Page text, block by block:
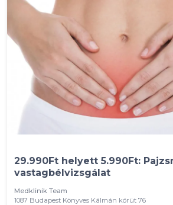
29.990Ft helyett 5.990Ft:
vastagbélvizsgálat
Medklinik Team
1087 Budapest Könyves Kálmán körüt 76